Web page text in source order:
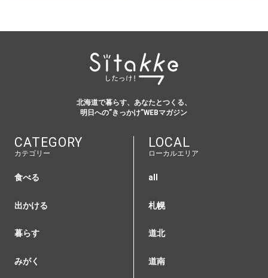
北海道で暮らす、あなたとつくる、
明日への”きっかけ”WEBマガジン
CATEGORY
カテゴリー
食べる
出かける
暮らす
みがく
LOCAL
ローカルエリア
all
札幌
道北
道南